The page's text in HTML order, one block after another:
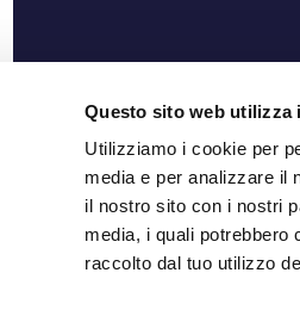
Questo sito web utilizza
Utilizziamo i cookie per
media e per analizzare il
il nostro sito con i nostri
media, i quali potrebbero
raccolto dal tuo utilizzo